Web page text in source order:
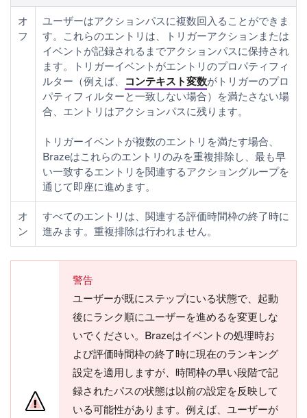
オ
フ
ユーザーはアクションパスに複数回入ることができま
す。これらのエントリは、トリガーアクションまたは
イベントが記録されるまでアクションパスに保持され
ます。トリガーイベントがエントリのプロパティフィ
ルター（例えば、 コンテキスト変数がトリガーのプロ
パティフィルターと一致しない場合）を満たさない場
合、エントリはアクションパスに残ります。
トリガーイベントが複数のエントリを満たす場合、
Brazeはこれらのエントリのみを重複排除し、最も早
い一致するエントリを関連するアクショングループを
通じて即座に進めます。
オ
ン
すべてのエントリは、関連する評価時間枠の終了時に
進みます。重複排除は行われません。
警告
ユーザーが既にステップにいる状態で、起動
後にランク順にユーザーを進める を変更しな
いでください。Brazeはイベントの処理時お
よび評価時間枠の終了時に現在のランキング
設定を適用しますが、時間枠の早い段階で記
録されたパスの状態は以前の設定を反映して
いる可能性があります。例えば、ユーザーが